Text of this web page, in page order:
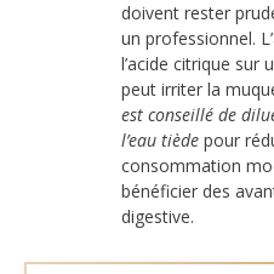
doivent rester
un professionnel.
l’acide citrique sur
peut irriter la
est conseillé de
l’eau tiède pour
consommation
bénéficier des
digestive.